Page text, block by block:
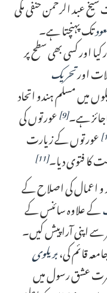
شیخ عبد الرحمن حنفی مکی
تک پہنچتا ہے۔
کیا اور کسی بھی سطح پر
اورتحریک
میں مسلم ہندو اتحاد
ہے۔[9] عورتوں کی
عورتوں کے زیارت
کا فتوی دیا۔[11]
و اعمال کی اصلاح کے
کے علاوہ سائنس کے
سے اپنی آرا پیش کیں۔
قائم کی،بریلوی
عشق رسول میں